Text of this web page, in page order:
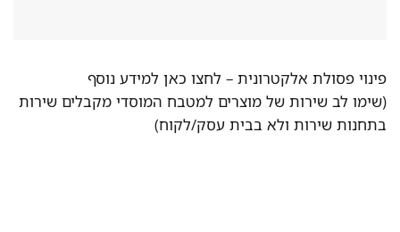
פינוי פסולת אלקטרונית – לחצו כאן למידע נוסף
(שימו לב שירות של מוצרים למטבח המוסדי מקבלים שירות
בתחנות שירות ולא בבית עסק/לקוח)